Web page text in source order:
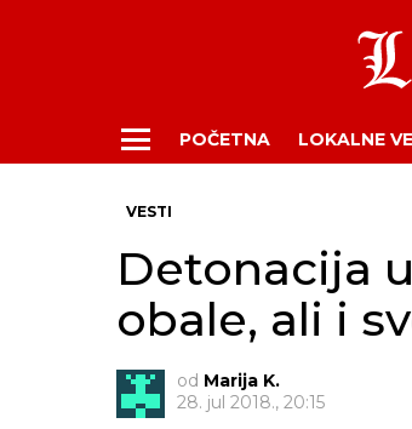
Menu
POČETNA LOKALNE
VESTI
Detonacija
obale, ali i
od Marija K.
28. jul 2018., 20:15